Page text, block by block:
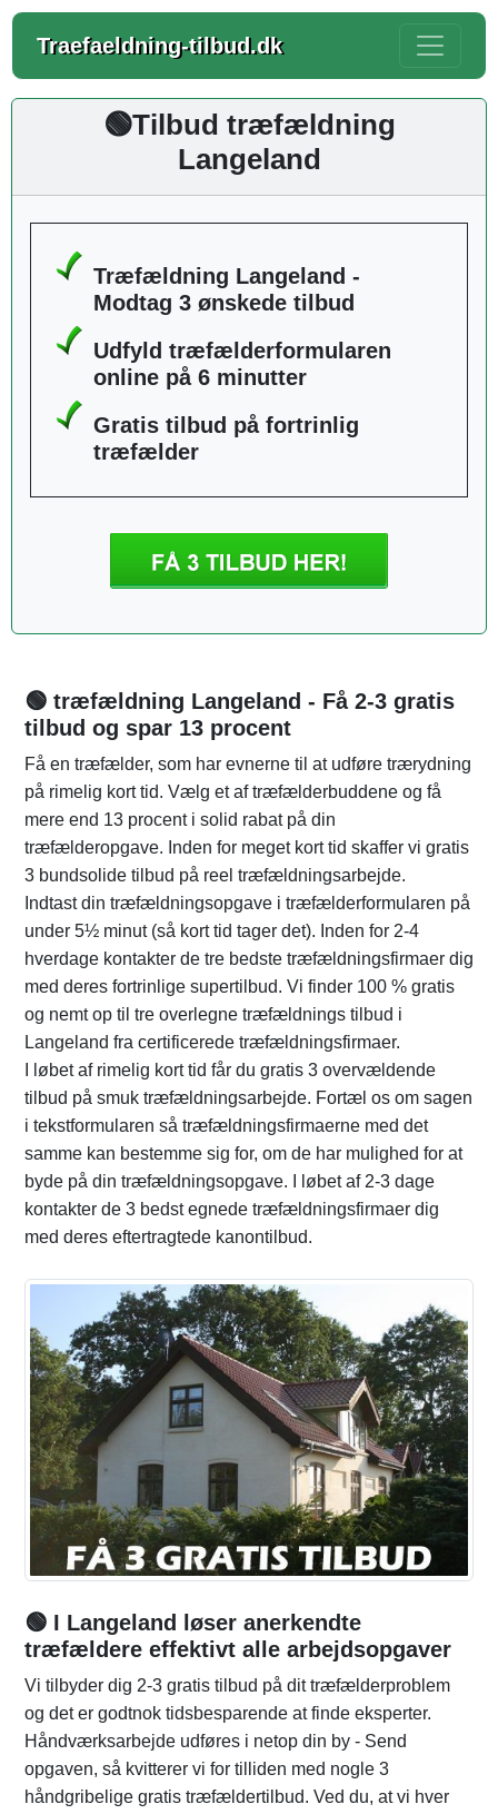
Traefaeldning-tilbud.dk
🟢Tilbud træfældning
Langeland
Træfældning Langeland -
Modtag 3 ønskede tilbud
Udfyld træfælderformularen
online på 6 minutter
Gratis tilbud på fortrinlig
træfælder
🟢 træfældning Langeland - Få 2-3 gratis
tilbud og spar 13 procent
Få en træfælder, som har evnerne til at udføre trærydning
på rimelig kort tid. Vælg et af træfælderbuddene og få
mere end 13 procent i solid rabat på din
træfælderopgave. Inden for meget kort tid skaffer vi gratis
3 bundsolide tilbud på reel træfældningsarbejde.
Indtast din træfældningsopgave i træfælderformularen på
under 5½ minut (så kort tid tager det). Inden for 2-4
hverdage kontakter de tre bedste træfældningsfirmaer dig
med deres fortrinlige supertilbud. Vi finder 100 % gratis
og nemt op til tre overlegne træfældnings tilbud i
Langeland fra certificerede træfældningsfirmaer.
I løbet af rimelig kort tid får du gratis 3 overvældende
tilbud på smuk træfældningsarbejde. Fortæl os om sagen
i tekstformularen så træfældningsfirmaerne med det
samme kan bestemme sig for, om de har mulighed for at
byde på din træfældningsopgave. I løbet af 2-3 dage
kontakter de 3 bedst egnede træfældningsfirmaer dig
med deres eftertragtede kanontilbud.
🟢 I Langeland løser anerkendte
træfældere effektivt alle arbejdsopgaver
Vi tilbyder dig 2-3 gratis tilbud på dit træfælderproblem
og det er godtnok tidsbesparende at finde eksperter.
Håndværksarbejde udføres i netop din by - Send
opgaven, så kvitterer vi for tilliden med nogle 3
håndgribelige gratis træfældertilbud. Ved du, at vi hver